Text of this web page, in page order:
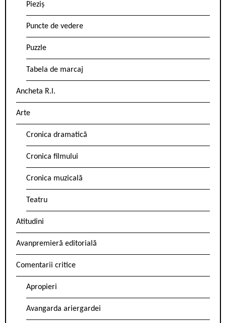
Pieziș
Puncte de vedere
Puzzle
Tabela de marcaj
Ancheta R.l.
Arte
Cronica dramatică
Cronica filmului
Cronica muzicală
Teatru
Atitudini
Avanpremieră editorială
Comentarii critice
Apropieri
Avangarda ariergardei